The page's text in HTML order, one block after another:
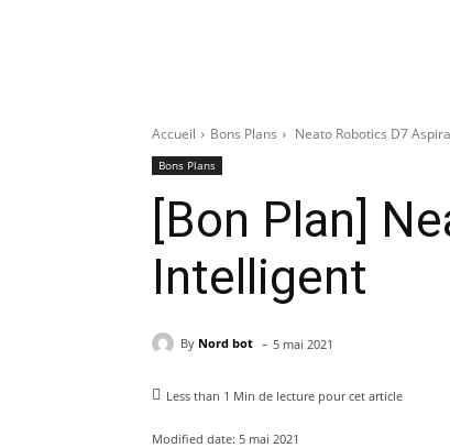
Accueil Bons Plans Neato Robotics D7
Bons Plans
[Bon Plan]
Intelligent
By Nord bot - 5 mai 2021
Less than 1 Min de lecture pour cet article
Modified date: 5 mai 2021